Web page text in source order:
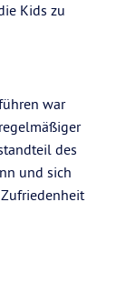
Kids zu
war
des
und sich